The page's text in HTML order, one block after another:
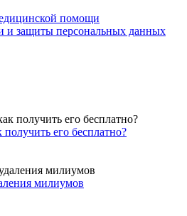
помощи
и защиты персональных данных
его бесплатно?
милиумов